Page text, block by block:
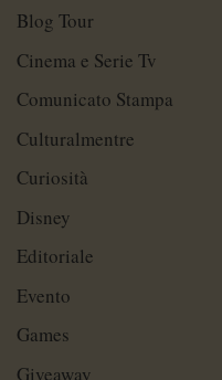
Blog Tour
Cinema e Serie Tv
Comunicato Stampa
Culturalmentre
Curiosità
Disney
Editoriale
Evento
Games
Giveaway